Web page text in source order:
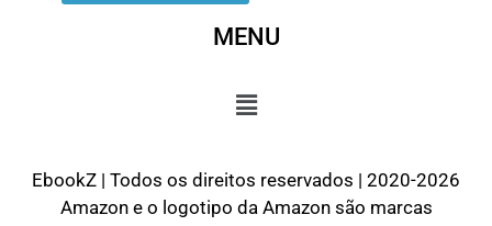
MENU
EbookZ | Todos os direitos reservados | 2020-2026
Amazon e o logotipo da Amazon são marcas